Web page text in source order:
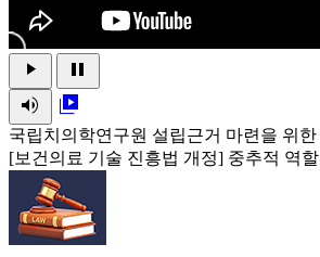
play_arrow
pause
volume_up
video_library
국립치의학연구원 설립근거 마련을 위한
[보건의료 기술 진흥법 개정] 중추적 역할